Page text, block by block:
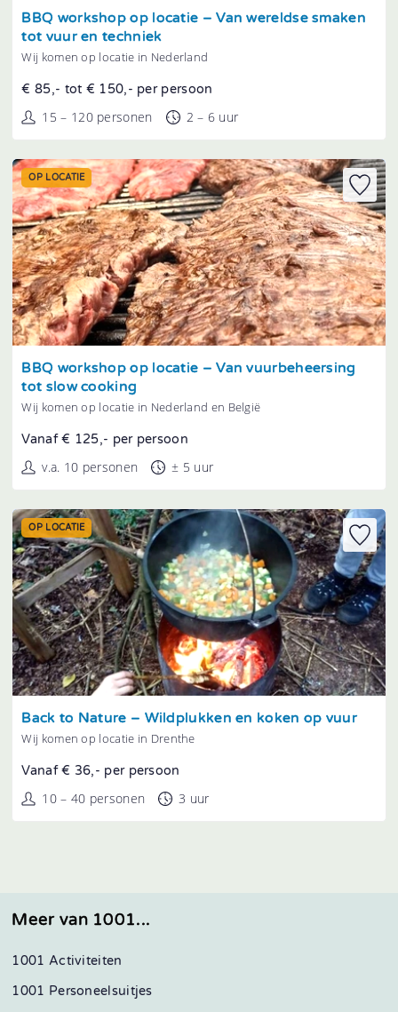
Tonen
BBQ workshop op locatie – Van wereldse smaken
tot vuur en techniek
Wij komen op locatie in Nederland
€ 85,- tot € 150,- per persoon
15 – 120 personen 2 – 6 uur
Tonen
OP LOCATIE
BBQ workshop op locatie – Van vuurbeheersing
tot slow cooking
Wij komen op locatie in Nederland en België
Vanaf € 125,- per persoon
v.a. 10 personen ± 5 uur
Tonen
OP LOCATIE
Back to Nature – Wildplukken en koken op vuur
Wij komen op locatie in Drenthe
Vanaf € 36,- per persoon
10 – 40 personen 3 uur
Meer van 1001...
1001 Activiteiten
1001 Personeelsuitjes